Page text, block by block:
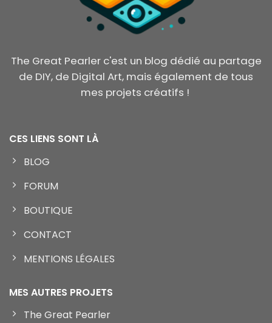
The Great Pearler c'est un blog dédié au partage
de DIY, de Digital Art, mais également de tous
mes projets créatifs !
CES LIENS SONT LÀ
BLOG
FORUM
BOUTIQUE
CONTACT
MENTIONS LÉGALES
MES AUTRES PROJETS
The Great Pearler